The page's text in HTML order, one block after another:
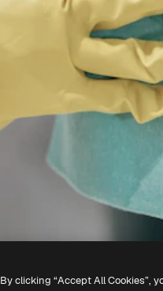
By clicking “Accept All Cookies”,